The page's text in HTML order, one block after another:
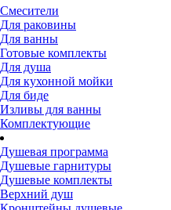
Смесители
Для раковины
Для ванны
Готовые комплекты
Для душа
Для кухонной мойки
Для биде
Изливы для ванны
Комплектующие
Душевая программа
Душевые гарнитуры
Душевые комплекты
Верхний душ